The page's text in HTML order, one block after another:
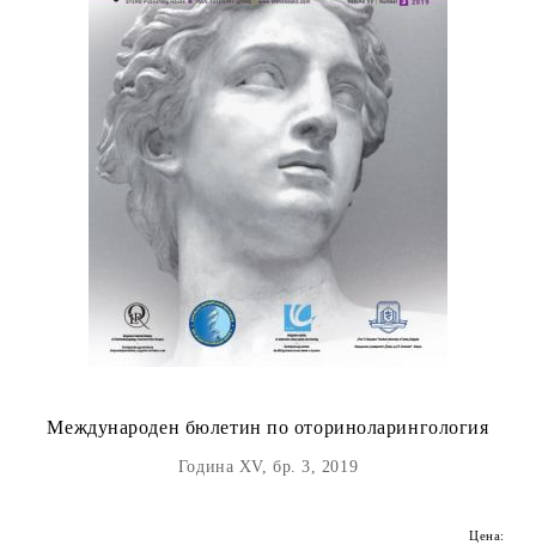
Международен бюлетин по оториноларингология
Година XV, бр. 3, 2019
Цена: